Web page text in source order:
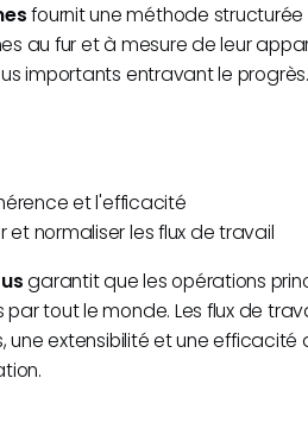
fournit une méthode structurée
au fur et à mesure de leur
importants entravant le progrès.
et l'efficacité
et normaliser les flux de travail
garantit que les opérations
tout le monde. Les flux de
une extensibilité et une